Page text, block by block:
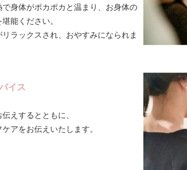
身体がポカポカと温まり、お身体の
能ください。
ラックスされ、おやすみになられま
イス
えするとともに、
アをお伝えいたします。